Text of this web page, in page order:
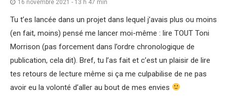
16 novembre 2021 - 13 h 47 min
Tu t’es lancée dans un projet dans lequel j’avais plus ou moins
(en fait, moins) pensé me lancer moi-même : lire TOUT Toni
Morrison (pas forcement dans l’ordre chronologique de
publication, cela dit). Bref, tu l’as fait et c’est un plaisir de lire
tes retours de lecture même si ça me culpabilise de ne pas
avoir eu la volonté d’aller au bout de mes envies